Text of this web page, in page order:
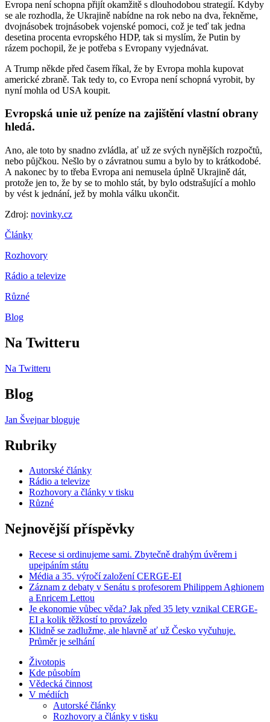
Evropa není schopna přijít okamžitě s dlouhodobou strategií. Kdyby
se ale rozhodla, že Ukrajině nabídne na rok nebo na dva, řekněme,
dvojnásobek trojnásobek vojenské pomoci, což je teď tak jedna
desetina procenta evropského HDP, tak si myslím, že Putin by
rázem pochopil, že je potřeba s Evropany vyjednávat.
A Trump někde před časem říkal, že by Evropa mohla kupovat
americké zbraně. Tak tedy to, co Evropa není schopná vyrobit, by
nyní mohla od USA koupit.
Evropská unie už peníze na zajištění vlastní obrany
hledá.
Ano, ale toto by snadno zvládla, ať už ze svých nynějších rozpočtů,
nebo půjčkou. Nešlo by o závratnou sumu a bylo by to krátkodobé.
A nakonec by to třeba Evropa ani nemusela úplně Ukrajině dát,
protože jen to, že by se to mohlo stát, by bylo odstrašující a mohlo
by vést k jednání, jež by mohla válku ukončit.
Zdroj: novinky.cz
Články
Rozhovory
Rádio a televize
Různé
Blog
Na Twitteru
Na Twitteru
Blog
Jan Švejnar bloguje
Rubriky
Autorské články
Rádio a televize
Rozhovory a články v tisku
Různé
Nejnovější příspěvky
Recese si ordinujeme sami. Zbytečně drahým úvěrem i
upejpáním státu
Média a 35. výročí založení CERGE-EI
Záznam z debaty v Senátu s profesorem Philippem Aghionem
a Enricem Lettou
Je ekonomie vůbec věda? Jak před 35 lety vznikal CERGE-
EI a kolik těžkostí to provázelo
Klidně se zadlužme, ale hlavně ať už Česko vyčuhuje.
Průměr je selhání
Životopis
Kde působím
Vědecká činnost
V médiích
Autorské články
Rozhovory a články v tisku